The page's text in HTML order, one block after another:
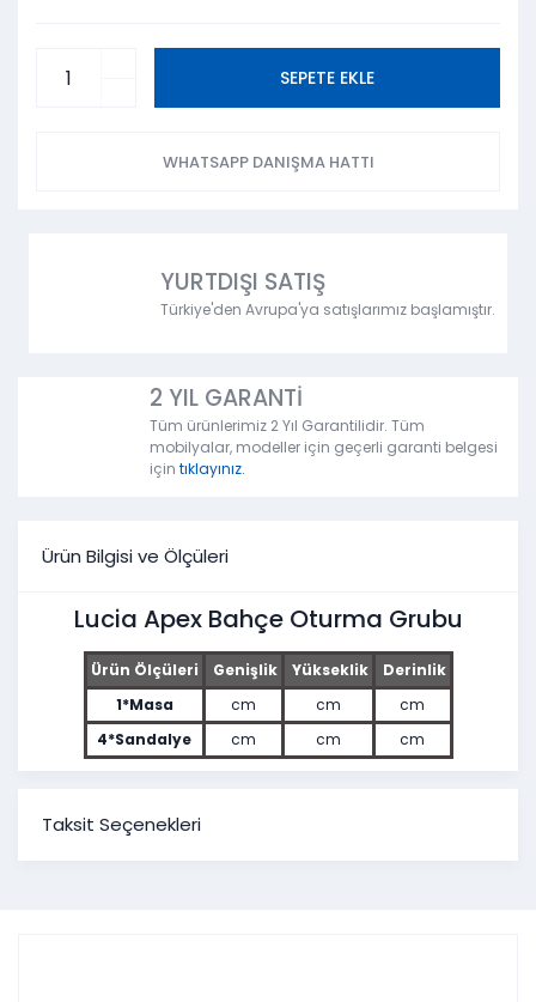
SEPETE EKLE
WHATSAPP DANIŞMA HATTI
YURTDIŞI SATIŞ
Türkiye'den Avrupa'ya satışlarımız başlamıştır.
2 YIL GARANTİ
Tüm ürünlerimiz 2 Yıl Garantilidir. Tüm
mobilyalar, modeller için geçerli garanti belgesi
için tıklayınız.
Ürün Bilgisi ve Ölçüleri
Lucia Apex Bahçe Oturma Grubu
Ürün Ölçüleri Genişlik Yükseklik
Derinlik
1*Masa
cm cm
cm
4*Sandalye
cm cm cm
Taksit Seçenekleri